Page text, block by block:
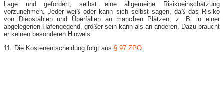
Lage und gefordert, selbst eine allgemeine Risikoeinschätzung
vorzunehmen. Jeder weiß oder kann sich selbst sagen, daß das Risiko
von Diebstählen und Überfällen an manchen Plätzen, z. B. in einer
abgelegenen Hafengegend, größer sein kann als an anderen. Dazu braucht
er keinen besonderen Hinweis.
11. Die Kostenentscheidung folgt aus § 97 ZPO